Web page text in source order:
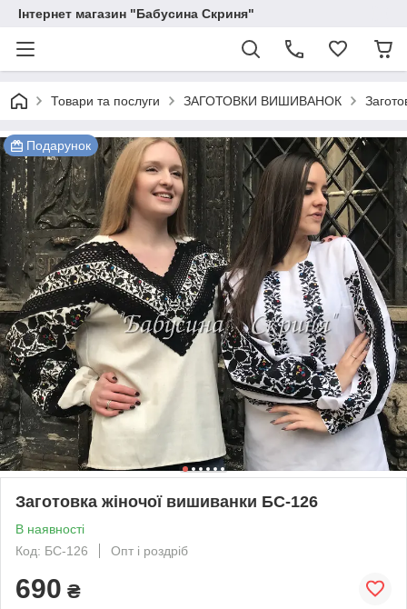
Інтернет магазин "Бабусина Скриня"
Товари та послуги ЗАГОТОВКИ ВИШИВАНОК
Подарунок
Заготовка жіночої вишиванки БС-126
В наявності
Код: БС-126
Опт і роздріб
690 ₴